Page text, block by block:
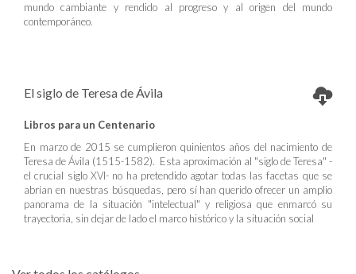
mundo cambiante y rendido al progreso y al origen del mundo
contemporáneo.
El siglo de Teresa de Ávila
Libros para un Centenario
En marzo de 2015 se cumplieron quinientos años del nacimiento de
Teresa de Ávila (1515-1582). Esta aproximación al "siglo de Teresa" -
el crucial siglo XVI- no ha pretendido agotar todas las facetas que se
abrían en nuestras búsquedas, pero sí han querido ofrecer un amplio
panorama de la situación "intelectual" y religiosa que enmarcó su
trayectoria, sin dejar de lado el marco histórico y la situación social